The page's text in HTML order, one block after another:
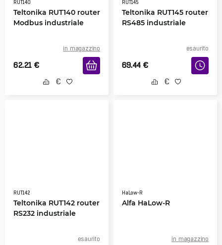
RUT140
Teltonika RUT140 router
Modbus industriale
in magazzino
62.21 €
RUT145
Teltonika RUT145 router
RS485 industriale
esaurito
69.44 €
RUT142
Teltonika RUT142 router
RS232 industriale
esaurito
HaLow-R
Alfa HaLow-R
in magazzino